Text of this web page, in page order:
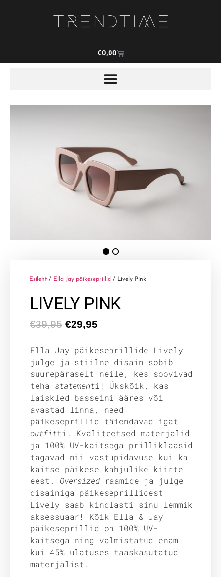
€0,00
Esileht / Ella Jay päikeseprillid / Lively Pink
LIVELY PINK
€39,95 €29,95
Ella Jay päikeseprillide Lively
julge ja stiilne disain sobib
suurepäraselt neile, kes soovivad
teha statementi! Ükskõik, kas
laiskled basseini ääres või
avastad linna, need
päikeseprillid täiendavad igat
outfitti. Kvaliteetsed materjalid
ja 100% UV-kaitsega prilliklaasid
tagavad nii vastupidavuse kui ka
kaitse päikese kahjulike kiirte
eest. Oversized raamide ja julge
disainiga päikeseprillidest
Lively saab kindlasti sinu lemmik
aksessuaar! Kõik Ella & Jay
päikeseprillid on 100% UV-
kaitsega ning valmistatud enam
kui 45% ulatuses taaskasutatud
materjalist.